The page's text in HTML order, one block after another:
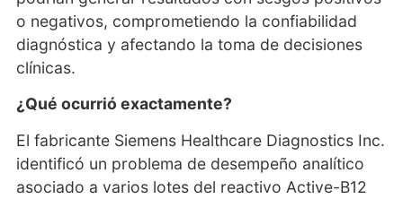
o negativos, comprometiendo la confiabilidad
diagnóstica y afectando la toma de decisiones
clínicas.
¿Qué ocurrió exactamente?
El fabricante Siemens Healthcare Diagnostics Inc.
identificó un problema de desempeño analítico
asociado a varios lotes del reactivo Active-B12